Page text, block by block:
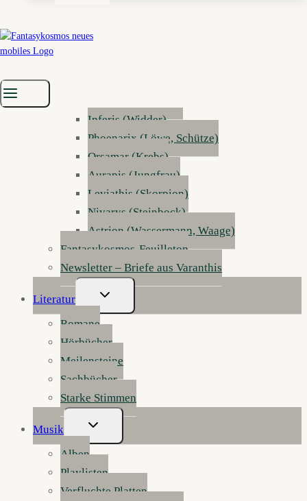
Elyras Sternenorakel
Inferis (Widder)
Phoenarix (Löwe, Schütze)
Orsamar (Krebs)
Aurapis (Jungfrau)
Leviathis (Skorpion)
Nivarys (Steinbock)
Astrion (Wassermann, Waage)
Fantasykosmos-Feuilleton
Newsletter – Briefe aus Varanthis
Literatur
Untermenü
Umschalten
Romane
Hörbücher
Meilensteine
Sachbücher
Starke Stimmen
Musik
Untermenü
Umschalten
Alben
Playlisten
Verfluchte Platten